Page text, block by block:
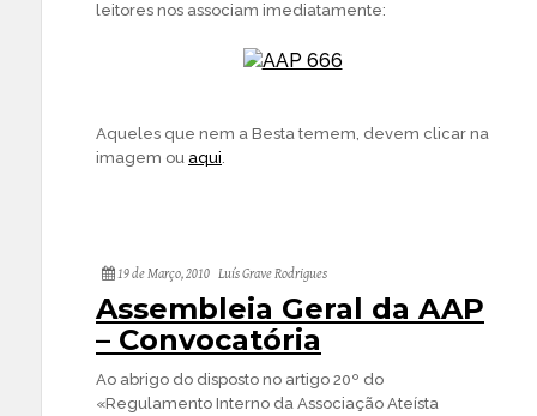
leitores nos associam imediatamente:
Aqueles que nem a Besta temem, devem clicar na
imagem ou aqui
19 de Março, 2010 Luís Grave Rodrigues
Assembleia Geral da AAP
– Convocatória
Ao abrigo do disposto no artigo 20º do
«Regulamento Interno da Associação Ateísta